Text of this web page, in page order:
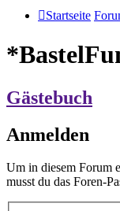
Startseite
Gästebuch
Anmelden
Um in diesem Forum
musst du das Foren-